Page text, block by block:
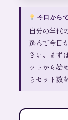
今日から
自分の年代
選んで今日
さい。まず
ットから始
らセット数